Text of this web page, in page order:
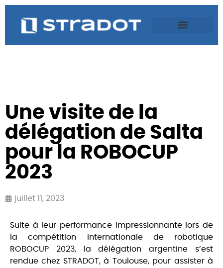
Une visite de la
délégation de Salta
pour la ROBOCUP
2023
juillet 11, 2023
Suite à leur performance impressionnante lors de
la compétition internationale de robotique
ROBOCUP 2023, la délégation argentine s’est
rendue chez STRADOT, à Toulouse, pour assister à